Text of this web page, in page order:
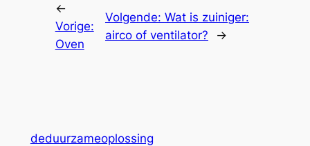
←
Vorige:
Oven
Volgende: Wat is zuiniger:
airco of ventilator?
→
deduurzameoplossing